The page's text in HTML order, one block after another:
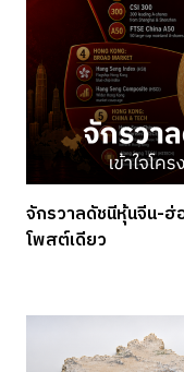
จักรวาลดัชนีหุ้นจีน-ฮ่
โพสต์เดียว